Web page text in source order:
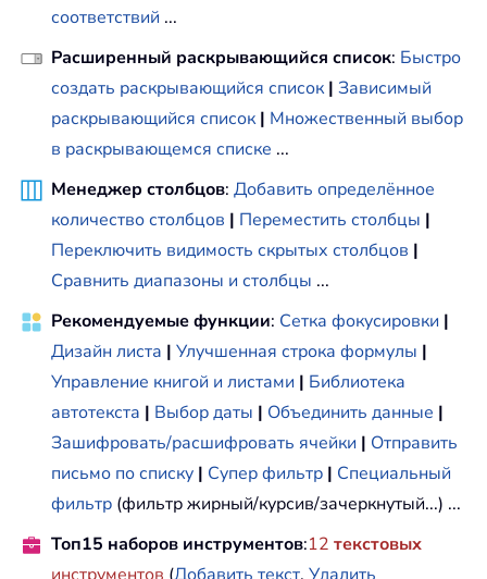
соответствий ...
Расширенный раскрывающийся список: Быстро
создать раскрывающийся список | Зависимый
раскрывающийся список | Множественный выбор
в раскрывающемся списке ...
Менеджер столбцов: Добавить определённое
количество столбцов | Переместить столбцы |
Переключить видимость скрытых столбцов |
Сравнить диапазоны и столбцы ...
Рекомендуемые функции: Сетка фокусировки |
Дизайн листа | Улучшенная строка формулы |
Управление книгой и листами | Библиотека
автотекста | Выбор даты | Объединить данные |
Зашифровать/расшифровать ячейки | Отправить
письмо по списку | Супер фильтр | Специальный
фильтр (фильтр жирный/курсив/зачеркнутый...) ...
Топ15 наборов инструментов:12 текстовых